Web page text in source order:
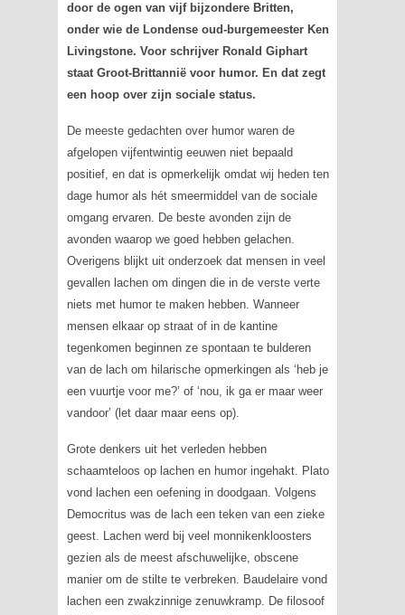
door de ogen van vijf bijzondere Britten,
onder wie de Londense oud-burgemeester Ken
Livingstone. Voor schrijver Ronald Giphart
staat Groot-Brittannië voor humor. En dat zegt
een hoop over zijn sociale status.
De meeste gedachten over humor waren de
afgelopen vijfentwintig eeuwen niet bepaald
positief, en dat is opmerkelijk omdat wij heden ten
dage humor als hét smeermiddel van de sociale
omgang ervaren. De beste avonden zijn de
avonden waarop we goed hebben gelachen.
Overigens blijkt uit onderzoek dat mensen in veel
gevallen lachen om dingen die in de verste verte
niets met humor te maken hebben. Wanneer
mensen elkaar op straat of in de kantine
tegenkomen beginnen ze spontaan te bulderen
van de lach om hilarische opmerkingen als ‘heb je
een vuurtje voor me?’ of ‘nou, ik ga er maar weer
vandoor’ (let daar maar eens op).
Grote denkers uit het verleden hebben
schaamteloos op lachen en humor ingehakt. Plato
vond lachen een oefening in doodgaan. Volgens
Democritus was de lach een teken van een zieke
geest. Lachen werd bij veel monnikenkloosters
gezien als de meest afschuwelijke, obscene
manier om de stilte te verbreken. Baudelaire vond
lachen een zwakzinnige zenuwkramp. De filosoof